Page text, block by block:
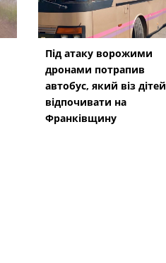
Під атаку ворожими
дронами потрапив
автобус, який віз дітей
відпочивати на
Франківщину